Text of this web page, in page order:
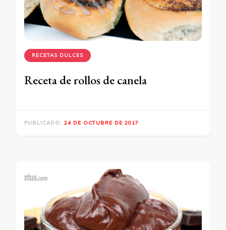
RECETAS DULCES
Receta de rollos de canela
PUBLICADO: 24 DE OCTUBRE DE 2017